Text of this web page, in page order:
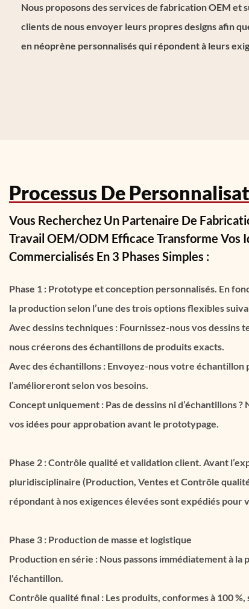
Nous proposons des services de fabrication OEM et
clients de nous envoyer leurs propres designs afin
en néoprène personnalisés qui répondent à leurs
Processus De
Vous Recherchez Un Partenaire De
Travail OEM/ODM Efficace Transforme Vos
Commercialisés En 3 Phases Simples :
Phase 1 : Prototype et conception personnalisés. En
la production selon l’une des trois options flexibles
Avec dessins techniques : Fournissez-nous vos dessins
nous créerons des échantillons de produits exacts.
Avec des échantillons : Envoyez-nous votre
l’amélioreront selon vos besoins.
Concept uniquement : Pas de dessins ni d’échantillons
vos idées pour approbation avant le prototypage.
Phase 2 : Contrôle qualité et validation client. Avant
pluridisciplinaire (Production, Ventes et Contrôle
répondant à nos exigences élevées sont expédiés pour
Phase 3 : Production de masse et logistique
Production en série : Nous passons immédiatement à
l'échantillon.
Contrôle qualité final : Les produits, conformes à 100